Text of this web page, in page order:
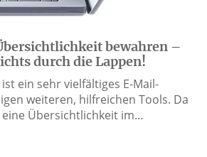
bewahren –
durch die Lappen!
ein sehr vielfältiges E-Mail-
weiteren, hilfreichen Tools. Da
Übersichtlichkeit im…